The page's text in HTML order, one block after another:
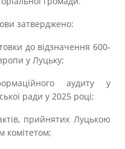
затверджено:
до відзначення 600-
у Луцьку;
аудиту у
ради у 2025 році;
прийнятих Луцькою
комітетом;